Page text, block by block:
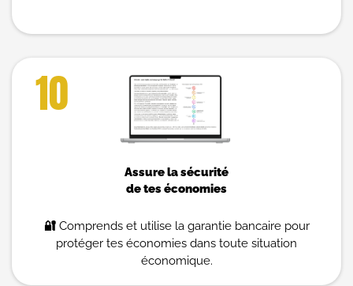
10
Assure la sécurité
de tes économies
🔐 Comprends et utilise la garantie bancaire pour
protéger tes économies dans toute situation
économique.